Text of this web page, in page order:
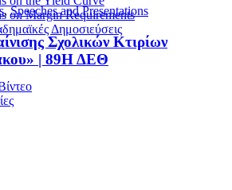
on Margin Requirements
Δημοσιεύσεις
,Speeches and Presentations
Σχολικών Κτιρίων
| 89Η ΔΕΘ